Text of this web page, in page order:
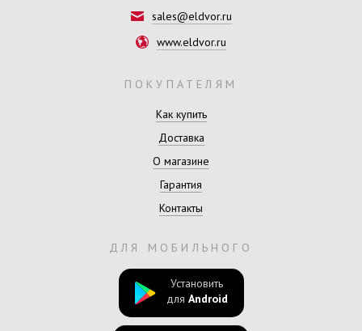
sales@eldvor.ru
www.eldvor.ru
ПОКУПАТЕЛЯМ
Как купить
Доставка
О магазине
Гарантия
Контакты
ДЛЯ МОБИЛЬНОГО
Установить
для Android